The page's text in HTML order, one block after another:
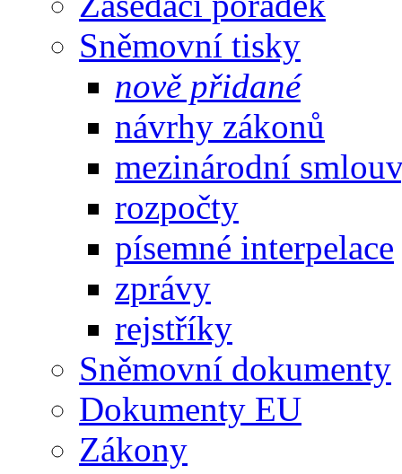
Sněmovní tisky
nově přidané
návrhy zákonů
mezinárodní
rozpočty
písemné interpelace
zprávy
rejstříky
Sněmovní dokumenty
Dokumenty EU
Zákony